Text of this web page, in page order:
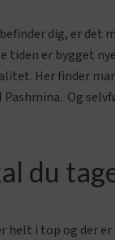
dig, er
tiden er bygget
Her finder
Og
du
helt i top og der